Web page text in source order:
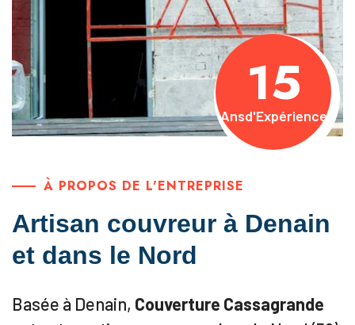
15
Ansd'Expérience
À PROPOS DE L'ENTREPRISE
Artisan couvreur à Denain
et dans le Nord
Basée à Denain, Couverture Cassagrande